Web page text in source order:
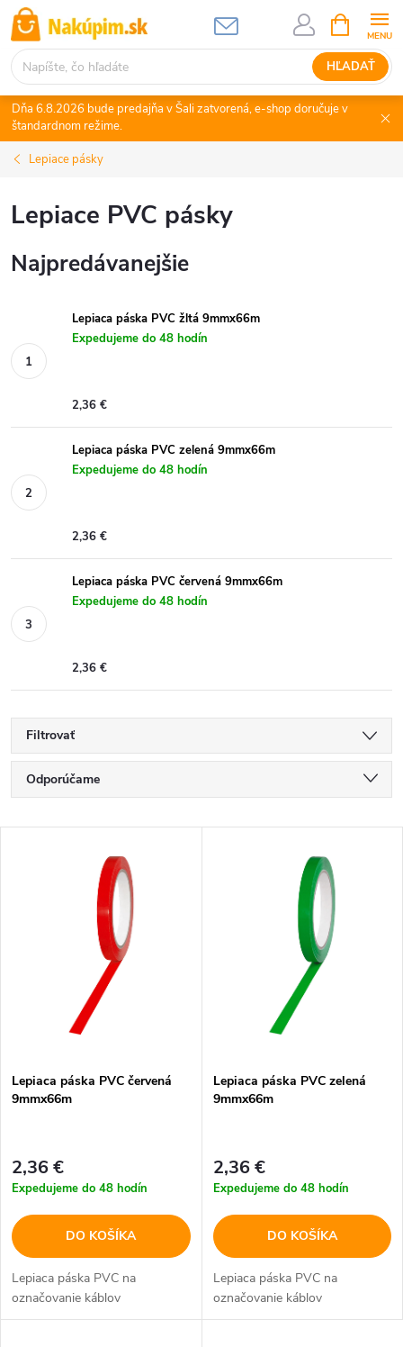
Prejsť
na
obsah
HĽADAŤ
KOŠÍK
Dňa 6.8.2026 bude predajňa v Šali zatvorená, e-shop doručuje v
štandardnom režime.
Lepiace pásky
Lepiace PVC pásky
Najpredávanejšie
Lepiaca páska PVC žltá 9mmx66m
Expedujeme do 48 hodín
2,36 €
Lepiaca páska PVC zelená 9mmx66m
Expedujeme do 48 hodín
2,36 €
Lepiaca páska PVC červená 9mmx66m
Expedujeme do 48 hodín
2,36 €
Filtrovať
R
a
p
o
d
u
k
Odporúčame
Najpredávanejšie
p
r
o
d
u
k
Lepiaca páska PVC červená
9mmx66m
2,36 €
Expedujeme do 48 hodín
DO KOŠÍKA
Lepiaca páska PVC na
označovanie káblov
Lepiaca páska PVC zelená
9mmx66m
2,36 €
Expedujeme do 48 hodín
DO KOŠÍKA
Lepiaca páska PVC na
označovanie káblov